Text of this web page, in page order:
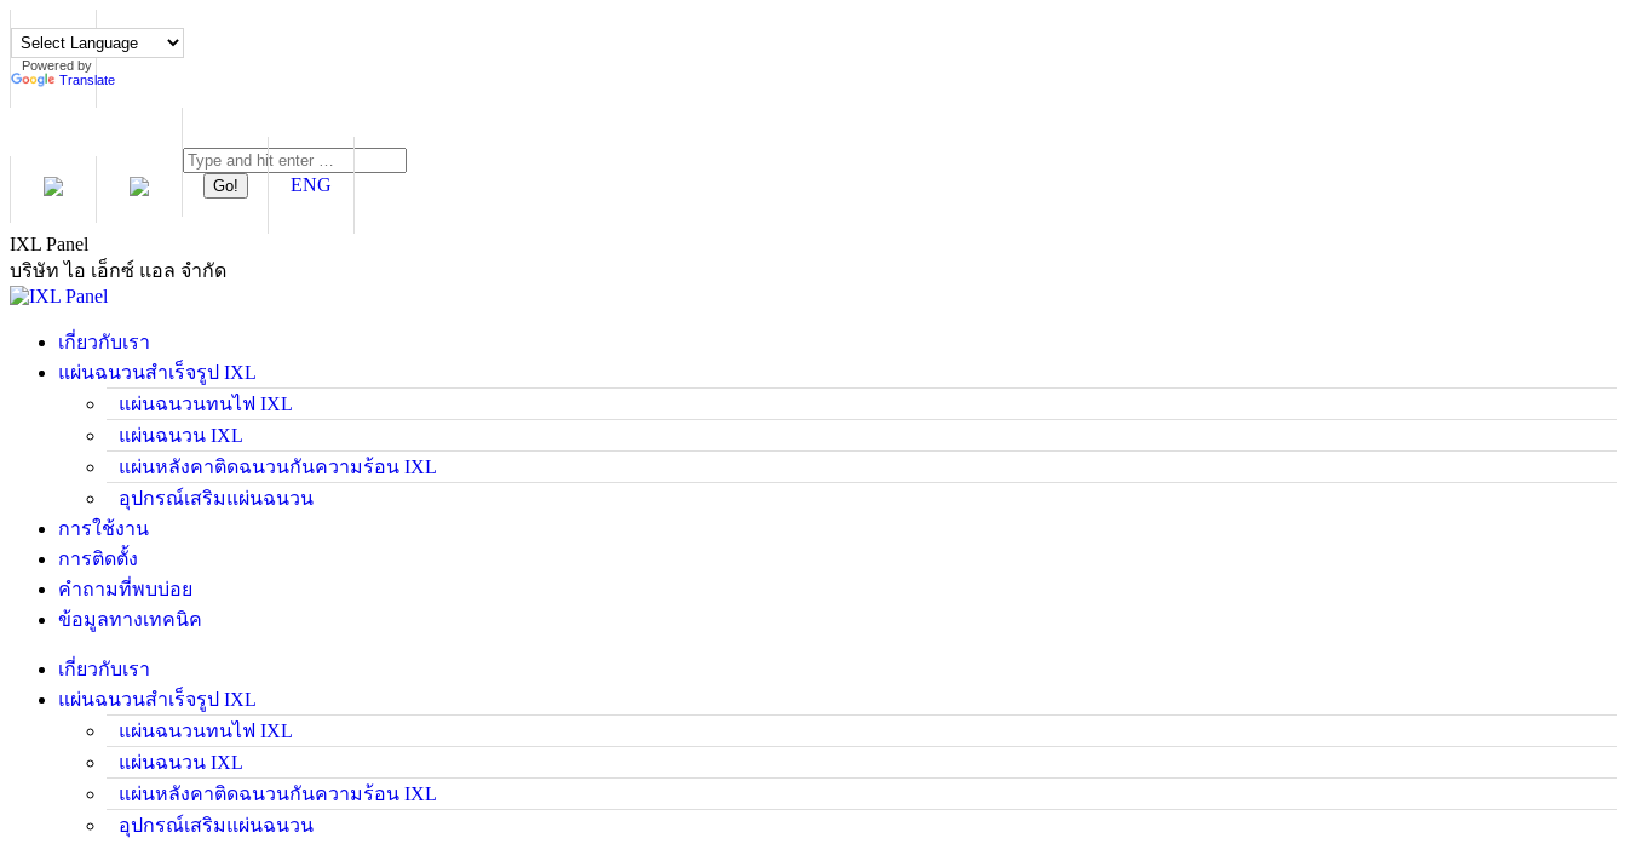
to
content
Powered by
Translate
ENG
IXL Panel
บริษัท ไอ เอ็กซ์ แอล จำกัด
เกี่ยวกับเรา
แผ่นฉนวนสำเร็จรูป IXL
แผ่นฉนวนทนไฟ IXL
แผ่นฉนวน IXL
แผ่นหลังคาติดฉนวนกันความร้อน IXL
อุปกรณ์เสริมแผ่นฉนวน
การใช้งาน
การติดตั้ง
คำถามที่พบบ่อย
ข้อมูลทางเทคนิค
เกี่ยวกับเรา
แผ่นฉนวนสำเร็จรูป IXL
แผ่นฉนวนทนไฟ IXL
แผ่นฉนวน IXL
แผ่นหลังคาติดฉนวนกันความร้อน IXL
อุปกรณ์เสริมแผ่นฉนวน